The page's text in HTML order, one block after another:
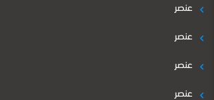
عنصر
عنصر
عنصر
عنصر